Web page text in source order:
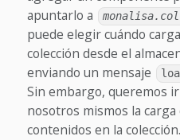
apuntarlo a
puede elegir cuándo
colección desde el
enviando un mensaje
Sin embargo, queremos
nosotros mismos la
contenidos en la colección.